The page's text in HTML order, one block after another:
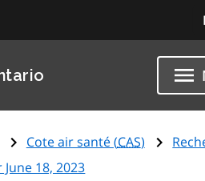
Cote air santé (CAS)
June 18, 2023